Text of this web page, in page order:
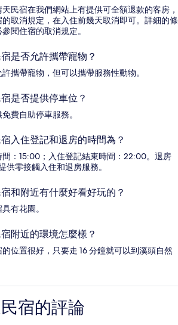
民宿在我們網站上有提供可全額退款的客房，
取消規定，在入住前幾天取消即可。詳細的條
閱住宿的取消規定。
是否允許攜帶寵物？
攜帶寵物，但可以攜帶服務性動物。
是否提供停車位？
費自助停車服務。
入住登記和退房的時間為？
間：15:00；入住登記結束時間：22:00。退房
供零接觸入住和退房服務。
和附近有什麼好看好玩的？
有花園。
附近的環境怎麼樣？
位置很好，只要走 16 分鐘就可以到溪頭自然
宿的評論